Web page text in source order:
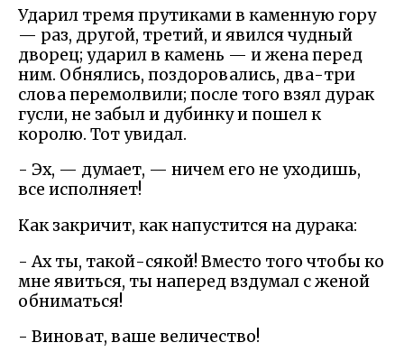
Ударил тремя прутиками в каменную гору
— раз, другой, третий, и явился чудный
дворец; ударил в камень — и жена перед
ним. Обнялись, поздоровались, два-три
слова перемолвили; после того взял дурак
гусли, не забыл и дубинку и пошел к
королю. Тот увидал.
- Эх, — думает, — ничем его не уходишь,
все исполняет!
Как закричит, как напустится на дурака:
- Ах ты, такой-сякой! Вместо того чтобы ко
мне явиться, ты наперед вздумал с женой
обниматься!
- Виноват, ваше величество!